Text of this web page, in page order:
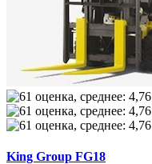
King Group FG18